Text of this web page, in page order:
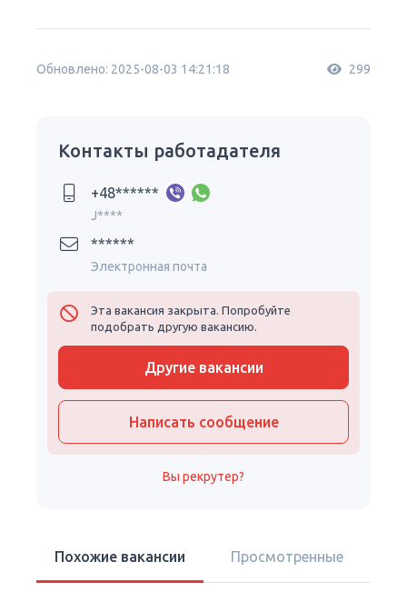
Обновлено: 2025-08-03 14:21:18 299
Контакты работадателя
+48******
J****
******
Электронная почта
Эта вакансия закрыта. Попробуйте
подобрать другую вакансию.
Другие вакансии
Написать сообщение
Вы рекрутер?
Похожие вакансии Просмотренные